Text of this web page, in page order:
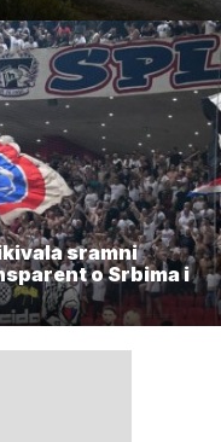
sramni
o Srbima i